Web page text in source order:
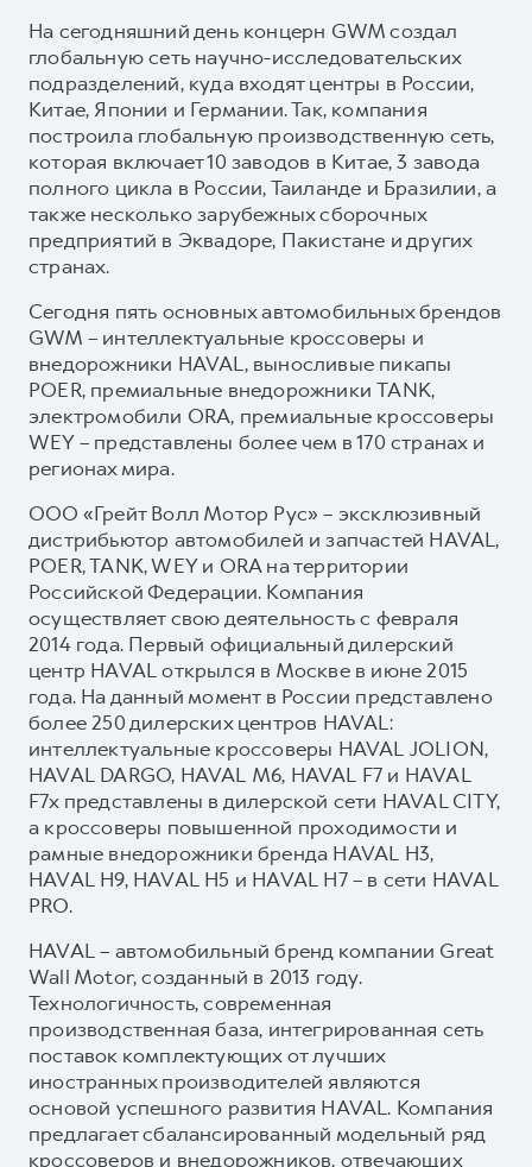
На сегодняшний день концерн GWM создал
глобальную сеть научно-исследовательских
подразделений, куда входят центры в России,
Китае, Японии и Германии. Так, компания
построила глобальную производственную сеть,
которая включает 10 заводов в Китае, 3 завода
полного цикла в России, Таиланде и Бразилии, а
также несколько зарубежных сборочных
предприятий в Эквадоре, Пакистане и других
странах.
Сегодня пять основных автомобильных брендов
GWM – интеллектуальные кроссоверы и
внедорожники HAVAL, выносливые пикапы
POER, премиальные внедорожники TANK,
электромобили ORA, премиальные кроссоверы
WEY – представлены более чем в 170 странах и
регионах мира.
ООО «Грейт Волл Мотор Рус» – эксклюзивный
дистрибьютор автомобилей и запчастей HAVAL,
POER, TANK, WEY и ORA на территории
Российской Федерации. Компания
осуществляет свою деятельность с февраля
2014 года. Первый официальный дилерский
центр HAVAL открылся в Москве в июне 2015
года. На данный момент в России представлено
более 250 дилерских центров HAVAL:
интеллектуальные кроссоверы HAVAL JOLION,
HAVAL DARGO, HAVAL М6, HAVAL F7 и HAVAL
F7x представлены в дилерской сети HAVAL CITY,
а кроссоверы повышенной проходимости и
рамные внедорожники бренда HAVAL H3,
HAVAL H9, HAVAL H5 и HAVAL H7 – в сети HAVAL
PRO.
HAVAL – автомобильный бренд компании Great
Wall Motor, созданный в 2013 году.
Технологичность, современная
производственная база, интегрированная сеть
поставок комплектующих от лучших
иностранных производителей являются
основой успешного развития HAVAL. Компания
предлагает сбалансированный модельный ряд
кроссоверов и внедорожников, отвечающих